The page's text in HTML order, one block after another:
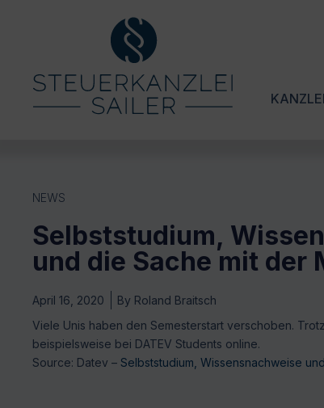
KANZLEI
NEWS
Selbststudium,
und die Sache mit der
April 16, 2020 By Roland Braitsch
Viele Unis haben den Semesterstart verschoben.
beispielsweise bei DATEV Students online.
Source: Datev – Selbststudium, Wissensnachweise